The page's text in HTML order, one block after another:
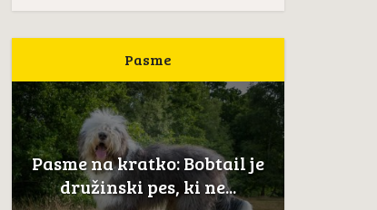
Pasme
Pasme na kratko: Bobtail je
družinski pes, ki ne...